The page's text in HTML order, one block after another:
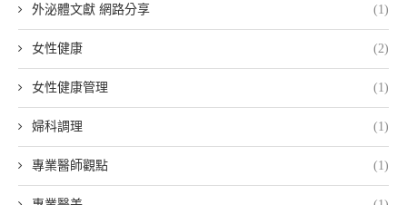
外泌體文獻 網路分享 (1)
女性健康 (2)
女性健康管理 (1)
婦科調理 (1)
專業醫師觀點 (1)